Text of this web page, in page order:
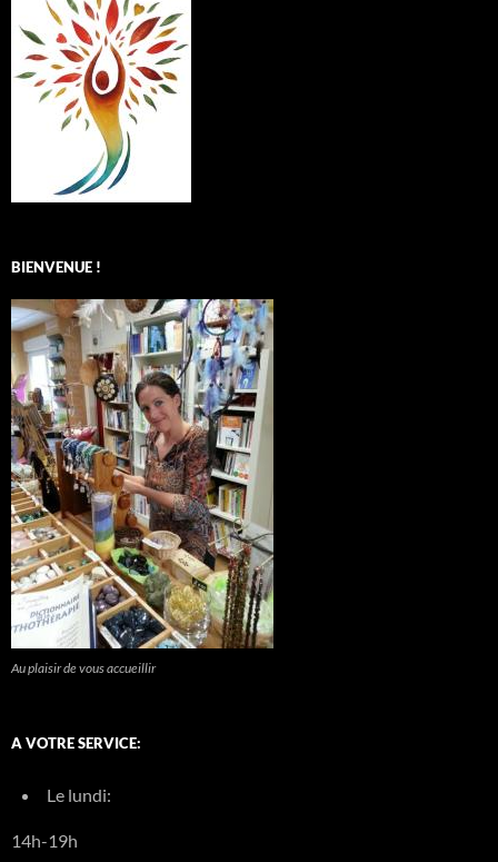
BIENVENUE !
Au plaisir de vous accueillir
A VOTRE SERVICE:
Le lundi:
14h-19h